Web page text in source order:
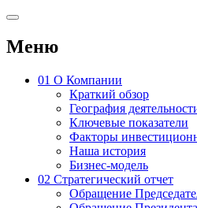
Меню
01 О Компании
Краткий обзор
География
Ключевые показатели
Факторы
Наша история
Бизнес-модель
02 Стратегический отчет
Обращение